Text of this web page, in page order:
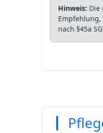
Hinweis: Die
nach §45a